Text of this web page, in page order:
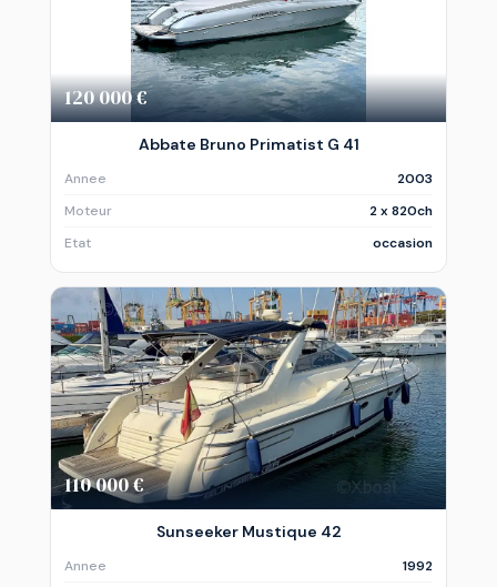
120 000 €
Abbate Bruno Primatist G 41
Annee
2003
Moteur
2 x 820ch
Etat
occasion
110 000 €
Sunseeker Mustique 42
Annee
1992